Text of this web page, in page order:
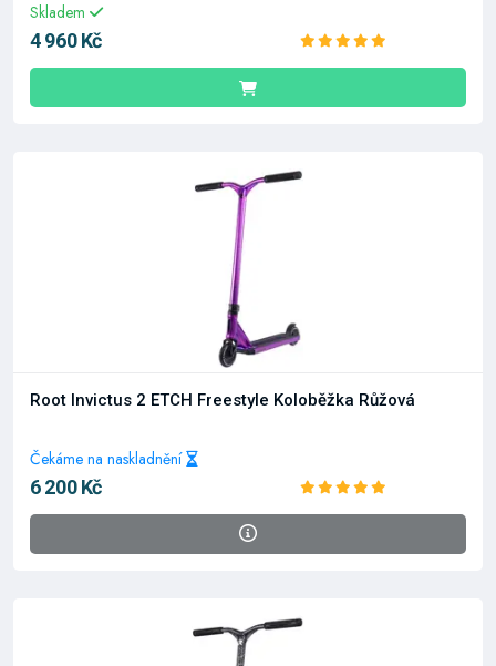
Skladem
4 960 Kč
Root Invictus 2 ETCH Freestyle Koloběžka Růžová
Čekáme na naskladnění
6 200 Kč